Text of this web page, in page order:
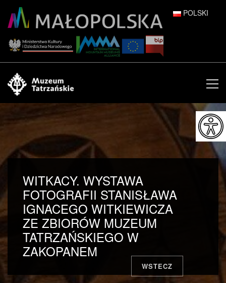
POLSKI
ENGLISH
ESPAÑOL
FRANÇAIS
ITALIANO
WITKACY. WYSTAWA
FOTOGRAFII STANISŁAWA
IGNACEGO WITKIEWICZA
ZE ZBIORÓW MUZEUM
TATRZAŃSKIEGO W
ZAKOPANEM
WSTECZ